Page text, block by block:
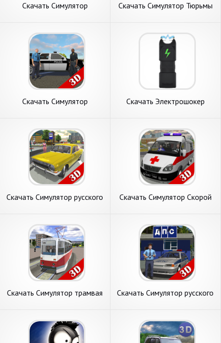
Скачать Симулятор
на Андроид
Скачать Симулятор Тюрьмы
Скачать Симулятор
Андроид
Скачать Электрошокер
Андроид
Скачать Симулятор русского
Скачать Симулятор Скорой
Скачать Симулятор трамвая
Скачать Симулятор русского
на Андроид